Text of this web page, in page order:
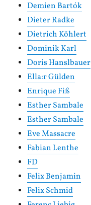
Demien Bartók
Dieter Radke
Dietrich Köhlert
Dominik Karl
Doris Hanslbauer
Ella:r Gülden
Enrique Fiß
Esther Sambale
Esther Sambale
Eve Massacre
Fabian Lenthe
FD
Felix Benjamin
Felix Schmid